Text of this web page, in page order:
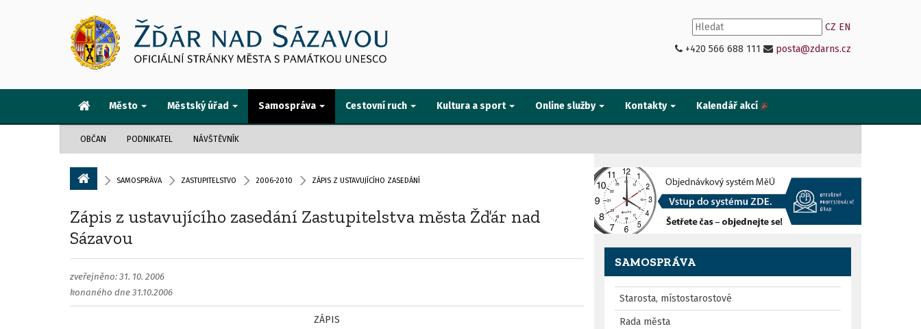
CZ EN
+420 566 688 111
posta@zdarns.cz
Město Městský úřad Samospráva Cestovní ruch Kultura a sport Online služby Kontakty Kalendář akcí
OBČAN PODNIKATEL NÁVŠTĚVNÍK
SAMOSPRÁVA ZASTUPITELSTVO 2006-2010 ZÁPIS Z USTAVUJÍCÍHO ZASEDÁNÍ
Zápis z ustavujícího zasedání Zastupitelstva města Žďár nad
Sázavou
zveřejněno: 31. 10. 2006
konaného dne 31.10.2006
ZÁPIS
SAMOSPRÁVA
Starosta, místostarostové
Rada města